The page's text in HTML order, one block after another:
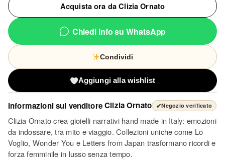
Acquista ora da Clizia Ornato
Chiedi info su WhatsApp
Condividi
Aggiungi alla wishlist
Informazioni sul venditoreClizia Ornato ✔Negozio verificato
Clizia Ornato crea gioielli narrativi hand made in Italy: emozioni
da indossare, tra mito e viaggio. Collezioni uniche come Lo
Voglio, Wonder You e Letters from Japan trasformano ricordi e
forza femminile in lusso senza tempo.